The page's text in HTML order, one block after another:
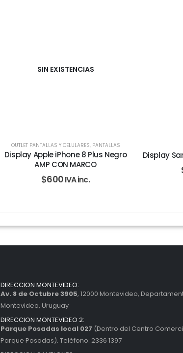
SIN EXISTENCIAS
OUTLET PANTALLAS Y CELULARES, PANTALLAS
Display Apple iPhone 8 Plus Negro
AMP CON MARCO
$600IVA inc.
Display
DIRECCION MONTEVIDEO:
Av. 8 de Octubre 3905, 12000 Montevideo,
Montevideo, Uruguay
DIRECCION MONTEVIDEO 2:
Parque Posadas local 027 (Dentro del Centro
Parque Posadas). Teléfono: 2336 1397